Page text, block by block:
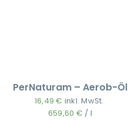
PerNaturam – Aerob-Öl
16,49€ inkl. MwSt.
659,60 € / l